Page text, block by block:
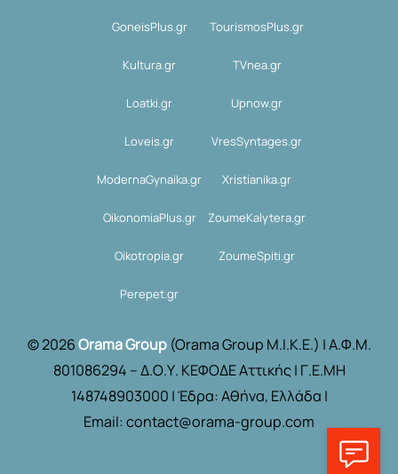
GoneisPlus.gr TourismosPlus.gr
Kultura.gr TVnea.gr
Loatki.gr Upnow.gr
Loveis.gr VresSyntages.gr
ModernaGynaika.gr Xristianika.gr
OikonomiaPlus.gr ZoumeKalytera.gr
Oikotropia.gr ZoumeSpiti.gr
Perepet.gr
© 2026Orama Group(Orama Group Μ.Ι.Κ.Ε.) | Α.Φ.Μ.
801086294 – Δ.Ο.Υ. ΚΕΦΟΔΕ Αττικής | Γ.Ε.ΜΗ
148748903000 | Έδρα: Αθήνα, Ελλάδα |
Email: contact@orama-group.com